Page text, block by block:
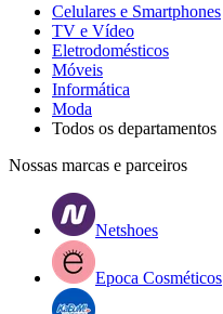
Celulares e Smartphones
TV e Vídeo
Eletrodomésticos
Móveis
Informática
Moda
Todos os departamentos
Nossas marcas e parceiros
Netshoes
Epoca Cosméticos